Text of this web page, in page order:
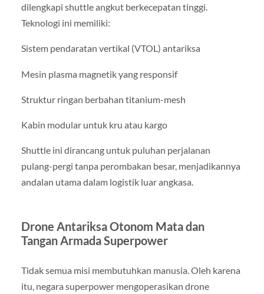
dilengkapi shuttle angkut berkecepatan tinggi.
Teknologi ini memiliki:
Sistem pendaratan vertikal (VTOL) antariksa
Mesin plasma magnetik yang responsif
Struktur ringan berbahan titanium-mesh
Kabin modular untuk kru atau kargo
Shuttle ini dirancang untuk puluhan perjalanan
pulang-pergi tanpa perombakan besar, menjadikannya
andalan utama dalam logistik luar angkasa.
Drone Antariksa Otonom Mata dan
Tangan Armada Superpower
Tidak semua misi membutuhkan manusia. Oleh karena
itu, negara superpower mengoperasikan drone